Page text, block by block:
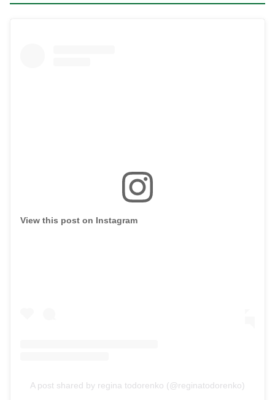
View this post on Instagram
A post shared by regina todorenko (@reginatodorenko)